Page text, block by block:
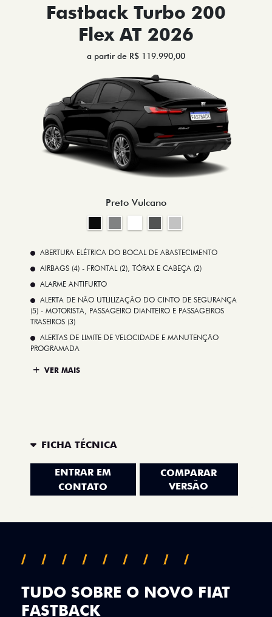
Fastback Turbo 200
Flex AT 2026
a partir de R$ 119.990,00
Preto Vulcano
ABERTURA ELÉTRICA DO BOCAL DE ABASTECIMENTO
AIRBAGS (4) - FRONTAL (2), TÓRAX E CABEÇA (2)
ALARME ANTIFURTO
ALERTA DE NÃO UTLILIZAÇÃO DO CINTO DE SEGURANÇA
(5) - MOTORISTA, PASSAGEIRO DIANTEIRO E PASSAGEIROS
TRASEIROS (3)
ALERTAS DE LIMITE DE VELOCIDADE E MANUTENÇÃO
PROGRAMADA
VER MAIS
FICHA TÉCNICA
ENTRAR EM
CONTATO
COMPARAR
VERSÃO
TUDO SOBRE O NOVO FIAT
FASTBACK